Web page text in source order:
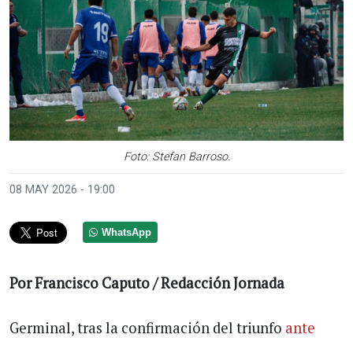
Foto: Stefan Barroso.
08 MAY 2026 - 19:00
WhatsApp
Por Francisco Caputo / Redacción Jornada
Germinal, tras la confirmación del triunfo ante